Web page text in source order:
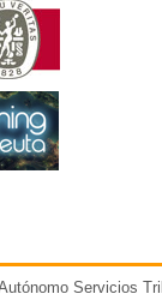
Servicios